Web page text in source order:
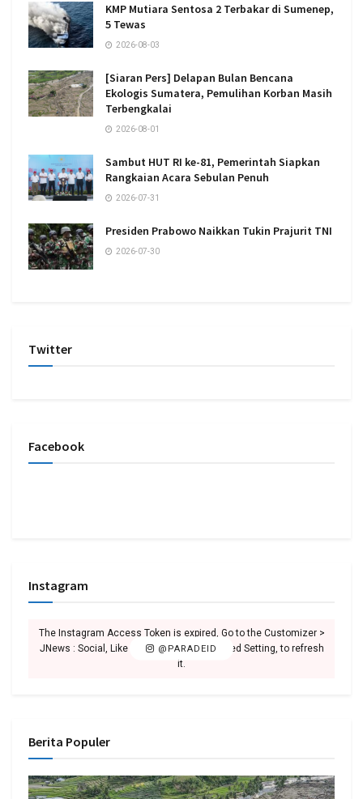
KMP Mutiara Sentosa 2 Terbakar di Sumenep,
5 Tewas
2026-08-03
[Siaran Pers] Delapan Bulan Bencana
Ekologis Sumatera, Pemulihan Korban Masih
Terbengkalai
2026-08-01
Sambut HUT RI ke-81, Pemerintah Siapkan
Rangkaian Acara Sebulan Penuh
2026-07-31
Presiden Prabowo Naikkan Tukin Prajurit TNI
2026-07-30
Twitter
Facebook
Instagram
@PARADEID
The Instagram Access Token is expired, Go to the Customizer >
JNews : Social, Like & View > Instagram Feed Setting, to refresh
it.
Berita Populer